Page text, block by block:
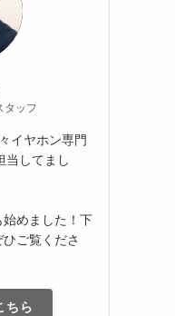
タッフ
イヤホン専門
当してまし
めました！下
ご覧くださ
ちら